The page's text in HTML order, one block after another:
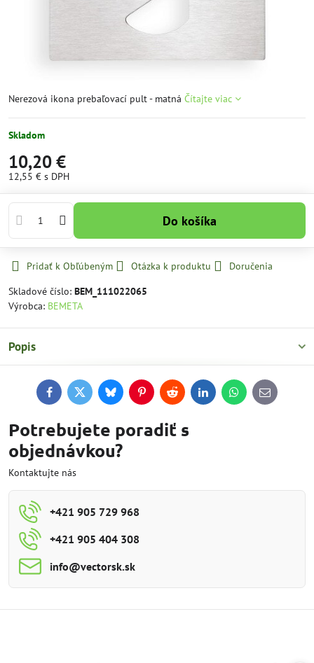
Nerezová ikona prebaľovací pult - matná Čítajte viac
Skladom
10,20 €
12,55 € s DPH
Do košíka
Pridať k Obľúbeným Otázka k produktu
Doručenia
Skladové číslo: BEM_111022065
Výrobca: BEMETA
Popis
FacebookTwitterBlueskyPinterestReddit LinkedInWhatsApp
E-
mail
Potrebujete poradiť s
objednávkou?
Kontaktujte nás
+421 905 729 968
+421 905 404 308
info​@vectorsk​.sk